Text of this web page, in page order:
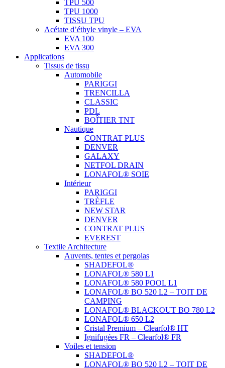
TPU 500
TPU 1000
TISSU TPU
Acétate d’éthyle vinyle – EVA
EVA 100
EVA 300
Applications
Tissus de tissu
Automobile
PARIGGI
TRENCILLA
CLASSIC
PDL
BOÎTIER TNT
Nautique
CONTRAT PLUS
DENVER
GALAXY
NETFOL DRAIN
LONAFOL® SOIE
Intérieur
PARIGGI
TRÈFLE
NEW STAR
DENVER
CONTRAT PLUS
EVEREST
Textile Architecture
Auvents, tentes et pergolas
SHADEFOL®
LONAFOL® 580 L1
LONAFOL® 580 POOL L1
LONAFOL® BO 520 L2 – TOIT DE
CAMPING
LONAFOL® BLACKOUT BO 780 L2
LONAFOL® 650 L2
Cristal Premium – Clearfol® HT
Ignifugées FR – Clearfol® FR
Voiles et tension
SHADEFOL®
LONAFOL® BO 520 L2 – TOIT DE